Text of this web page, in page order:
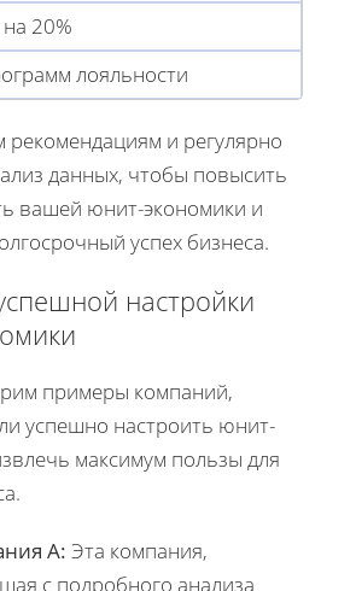
20%
лояльности
рекомендациям и регулярно
данных, чтобы повысить
вашей юнит-экономики и
успех бизнеса.
настройки
примеры компаний,
успешно настроить юнит-
максимум пользы для
A: Эта компания,
с подробного анализа